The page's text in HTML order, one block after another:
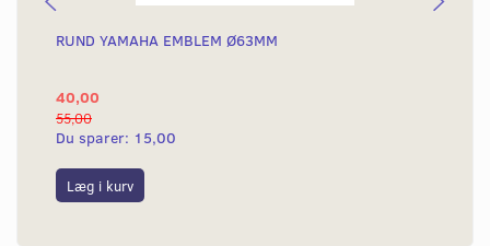
RUND YAMAHA EMBLEM Ø63MM
40,00
55,00
Du sparer: 15,00
Læg i kurv